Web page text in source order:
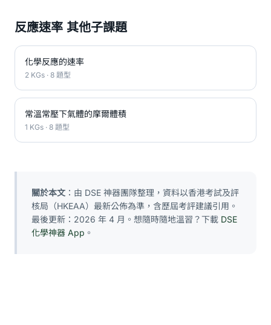
反應速率 其他子課題
化學反應的速率
2 KGs · 8 題型
常溫常壓下氣體的摩爾體積
1 KGs · 8 題型
關於本文 ：由 DSE 神器團隊整理，資料以香港考試及評
核局（HKEAA）最新公佈為準，含歷屆考評建議引用。
最後更新：2026 年 4 月。想隨時隨地溫習？下載 DSE
化學神器 App 。